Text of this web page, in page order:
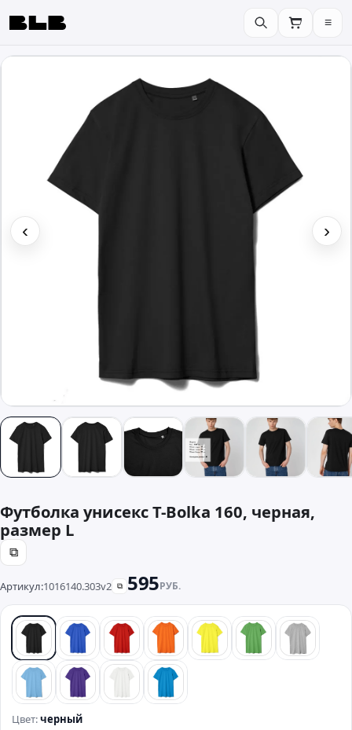
BLB ≡
‹ ›
Футболка унисекс T-Bolka 160, черная,
размер L
⧉
Артикул:1016140.303v2 ⧉ 595РУБ.
черный синий красныйоранжевыйжелтыйзеленыйсерый
голубойфиолетовый
белый бирюзовый
Цвет:черный